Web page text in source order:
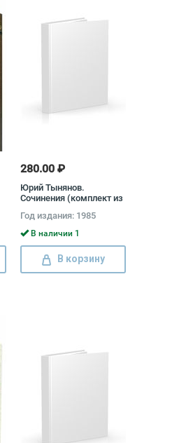
280.00 ₽
Юрий Тынянов.
Сочинения (комплект из
Год издания: 1985
В наличии 1
В корзину